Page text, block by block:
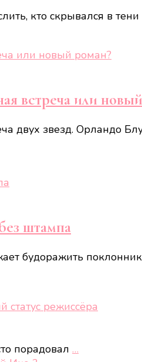
кто скрывался в
встреча или
двух звезд. Орландо
штампа
будоражить
режиссёра
порадовал …